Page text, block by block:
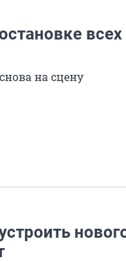
всех
на сцену